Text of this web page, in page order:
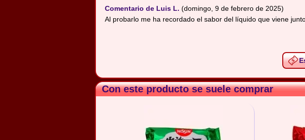
Comentario de Luis L. (domingo, 9 de febrero de 2025)
Al probarlo me ha recordado el sabor del líquido que viene
Con este producto se suele comprar